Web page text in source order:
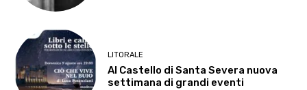
LITORALE
Al Castello di Santa Severa nuova
settimana di grandi eventi